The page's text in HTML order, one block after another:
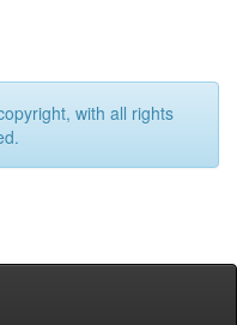
with all rights